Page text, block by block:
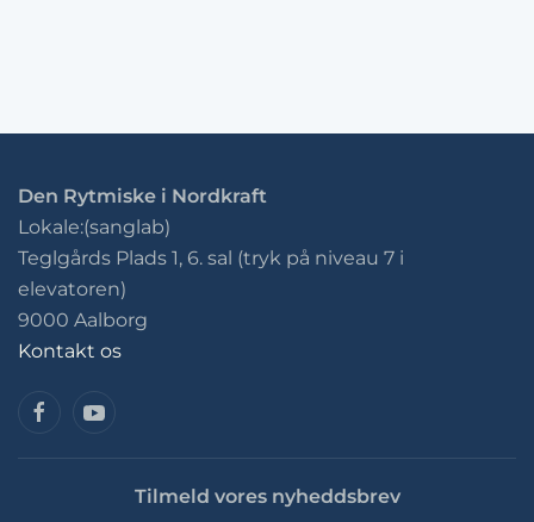
Den Rytmiske i Nordkraft
Lokale:(sanglab)
Teglgårds Plads 1, 6. sal (tryk på niveau 7 i
elevatoren)
9000 Aalborg
Kontakt os
Tilmeld vores nyheddsbrev